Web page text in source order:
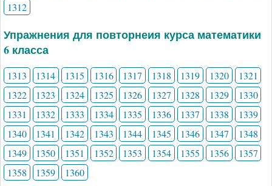
1312
Упражнения для повторнеия курса математики
6 класса
1313 1314 1315 1316 1317 1318 1319 1320
1321
1322
1323 1324 1325 1326 1327 1328 1329
1330
1331
1332 1333 1334 1335 1336 1337 1338
1339
1340
1341 1342 1343 1344 1345 1346 1347
1348
1349
1350 1351 1352 1353 1354 1355 1356
1357
1358
1359 1360